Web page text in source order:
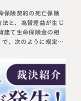
と、為替差益が生じ